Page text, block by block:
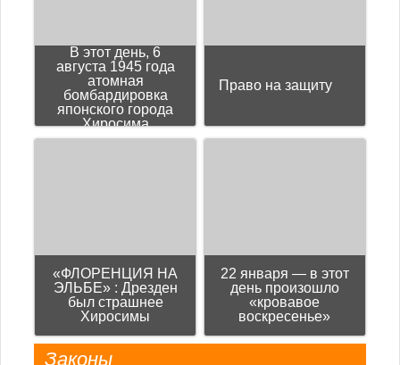
В этот день, 6
августа 1945 года
атомная
бомбардировка
японского города
Хиросима
Право на защиту
«ФЛОРЕНЦИЯ НА
ЭЛЬБЕ» : Дрезден
был страшнее
Хиросимы
22 января — в этот
день произошло
«кровавое
воскресенье»
Законы